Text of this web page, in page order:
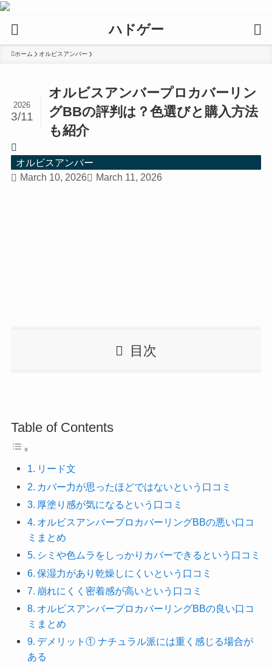
ハドゲー
ホーム オルビスアンバー
オルビスアンバープロカバーリン
グBBの評判は？色選びと購入方法
も紹介
2026
3/11
オルビスアンバー
March 10, 2026
March 11, 2026
目次
Table of Contents
リード文
カバー力が思ったほどではないという口コミ
厚塗り感が気になるという口コミ
オルビスアンバープロカバーリングBBの悪い口コ
ミまとめ
シミや色ムラをしっかりカバーできるという口コミ
保湿力があり乾燥しにくいという口コミ
崩れにくく密着感が高いという口コミ
オルビスアンバープロカバーリングBBの良い口コ
ミまとめ
デメリット① ナチュラル派には重く感じる場合が
ある